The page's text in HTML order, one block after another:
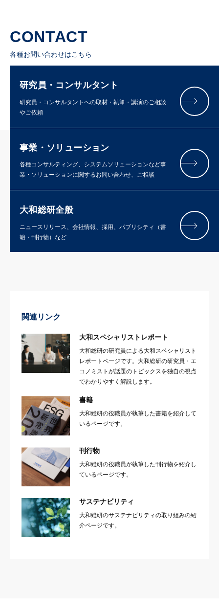
CONTACT
各種お問い合わせはこちら
研究員・コンサルタント
研究員・コンサルタントへの取材・執筆・講演のご相談
やご依頼
事業・ソリューション
各種コンサルティング、システムソリューションなど事
業・ソリューションに関するお問い合わせ、ご相談
大和総研全般
ニュースリリース、会社情報、採用、パブリシティ（書
籍・刊行物）など
関連リンク
大和スペシャリストレポート
大和総研の研究員による大和スペシャリスト
レポートページです。大和総研の研究員・エ
コノミストが話題のトピックスを独自の視点
でわかりやすく解説します。
書籍
大和総研の役職員が執筆した書籍を紹介して
いるページです。
刊行物
大和総研の役職員が執筆した刊行物を紹介し
ているページです。
サステナビリティ
大和総研のサステナビリティの取り組みの紹
介ページです。